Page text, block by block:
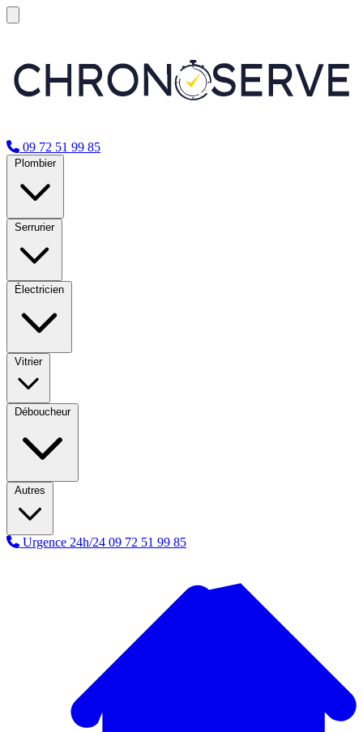
09 72 51 99 85
Plombier
Serrurier
Électricien
Vitrier
Déboucheur
Autres
Urgence 24h/24 09 72 51 99 85